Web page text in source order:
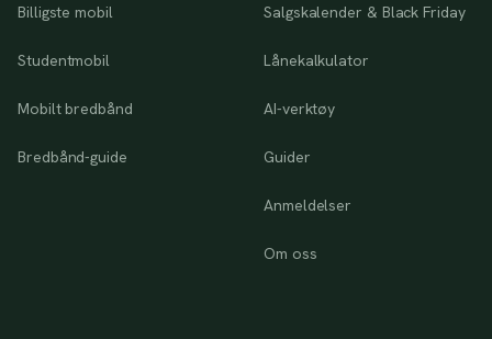
Billigste mobil
Studentmobil
Mobilt bredbånd
Bredbånd-guide
Salgskalender & Black Friday
Lånekalkulator
AI-verktøy
Guider
Anmeldelser
Om oss